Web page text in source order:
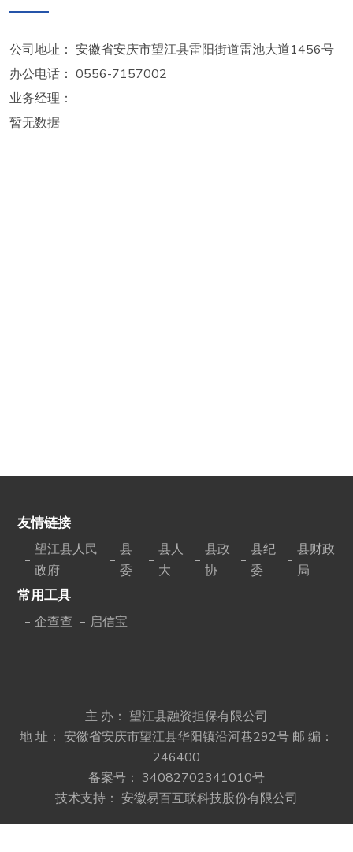
公司地址： 安徽省安庆市望江县雷阳街道雷池大道1456号
办公电话： 0556-7157002
业务经理：
暂无数据
友情链接
望江县人民
政府
县
委
县人
大
县政
协
县纪
委
县财政
局
常用工具
企查查 启信宝
主 办： 望江县融资担保有限公司
地 址： 安徽省安庆市望江县华阳镇沿河巷292号 邮 编：
246400
备案号： 34082702341010号
技术支持： 安徽易百互联科技股份有限公司